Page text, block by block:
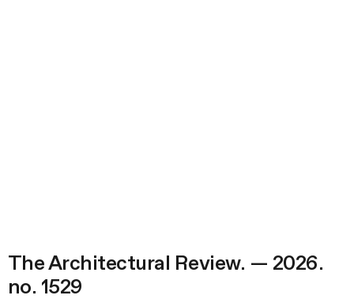
The Architectural Review. — 2026.
no. 1529